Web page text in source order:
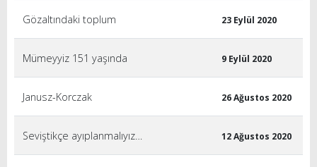
Gözaltındaki toplum 23 Eylül 2020
Mümeyyiz 151 yaşında 9 Eylül 2020
Janusz-Korczak 26 Ağustos 2020
Seviştikçe ayıplanmalıyız… 12 Ağustos 2020